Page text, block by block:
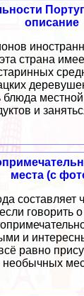
описание
страна
блюда
и
места (с
составляет
говорить
и
равно
необычных